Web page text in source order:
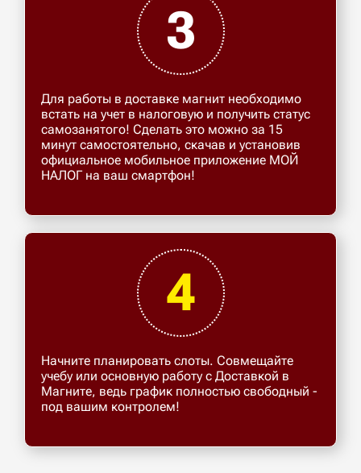
3
Для работы в доставке магнит необходимо
встать на учет в налоговую и получить статус
самозанятого! Сделать это можно за 15
минут самостоятельно, скачав и установив
официальное мобильное приложение МОЙ
НАЛОГ на ваш смартфон!
4
Начните планировать слоты. Совмещайте
учебу или основную работу с Доставкой в
Магните, ведь график полностью свободный -
под вашим контролем!